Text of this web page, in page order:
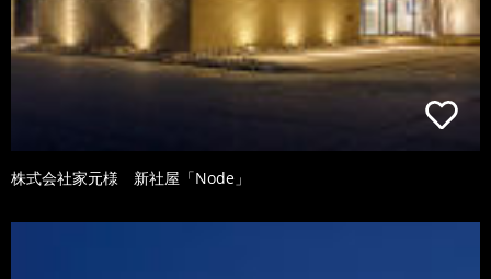
株式会社家元様 新社屋「Node」